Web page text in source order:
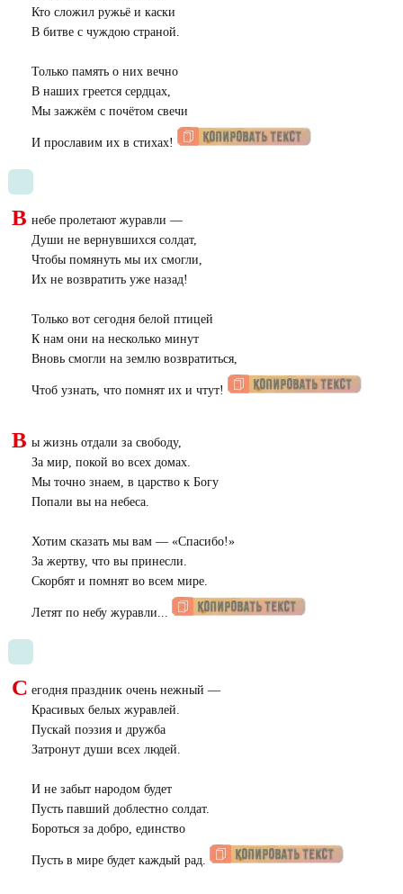
Кто сложил ружьё и каски
В битве с чуждою страной.
Только память о них вечно
В наших греется сердцах,
Мы зажжём с почётом свечи
И прославим их в стихах!
В небе пролетают журавли —
Души не вернувшихся солдат,
Чтобы помянуть мы их смогли,
Их не возвратить уже назад!
Только вот сегодня белой птицей
К нам они на несколько минут
Вновь смогли на землю возвратиться,
Чтоб узнать, что помнят их и чтут!
В ы жизнь отдали за свободу,
За мир, покой во всех домах.
Мы точно знаем, в царство к Богу
Попали вы на небеса.
Хотим сказать мы вам — «Спасибо!»
За жертву, что вы принесли.
Скорбят и помнят во всем мире.
Летят по небу журавли...
С егодня праздник очень нежный —
Красивых белых журавлей.
Пускай поэзия и дружба
Затронут души всех людей.
И не забыт народом будет
Пусть павший доблестно солдат.
Бороться за добро, единство
Пусть в мире будет каждый рад.